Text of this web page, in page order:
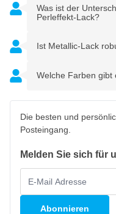
Was ist der
Perleffekt-Lack?
Ist Metallic-Lack
Welche Farben gibt
Die besten und
Posteingang.
Melden Sie sich für
Abonnieren